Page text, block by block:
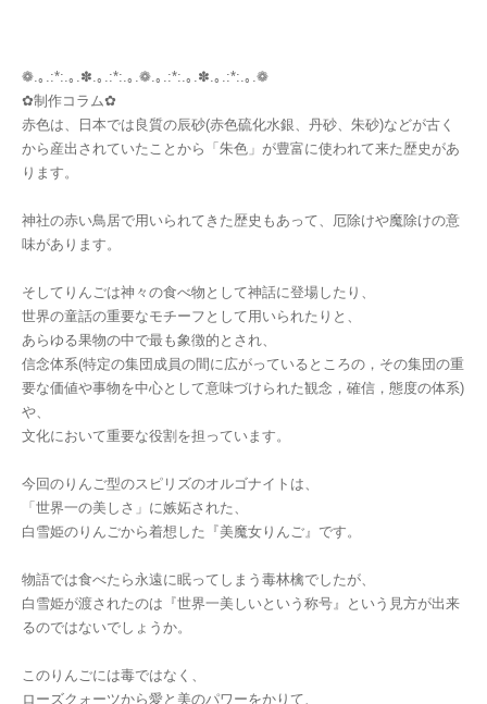
❁.｡.:*:.｡.✽.｡.:*:.｡.❁.｡.:*:.｡.✽.｡.:*:.｡.❁
✿制作コラム✿
赤色は、日本では良質の辰砂(赤色硫化水銀、丹砂、朱砂)などが古く
から産出されていたことから「朱色」が豊富に使われて来た歴史があ
ります。
神社の赤い鳥居で用いられてきた歴史もあって、厄除けや魔除けの意
味があります。
そしてりんごは神々の食べ物として神話に登場したり、
世界の童話の重要なモチーフとして用いられたりと、
あらゆる果物の中で最も象徴的とされ、
信念体系(特定の集団成員の間に広がっているところの，その集団の重
要な価値や事物を中心として意味づけられた観念，確信，態度の体系)
や、
文化において重要な役割を担っています。
今回のりんご型のスピリズのオルゴナイトは、
「世界一の美しさ」に嫉妬された、
白雪姫のりんごから着想した『美魔女りんご』です。
物語では食べたら永遠に眠ってしまう毒林檎でしたが、
白雪姫が渡されたのは『世界一美しいという称号』という見方が出来
るのではないでしょうか。
このりんごには毒ではなく、
ローズクォーツから愛と美のパワーをかりて、